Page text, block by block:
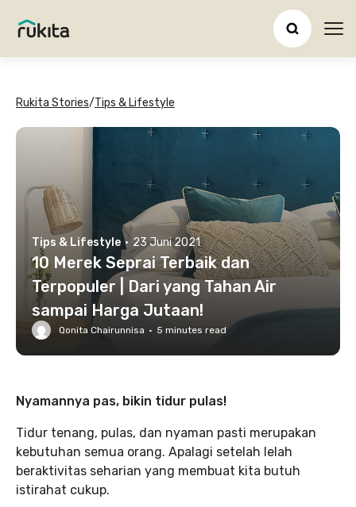
Rukita Stories/Tips & Lifestyle
Tips & Lifestyle · 23 Juni 2021
10 Merek Seprai Terbaik dan
Terpopuler | Dari yang Tahan Air
sampai Harga Jutaan!
Qonita Chairunnisa · 5 minutes read
Nyamannya pas, bikin tidur pulas!
Tidur tenang, pulas, dan nyaman pasti merupakan
kebutuhan semua orang. Apalagi setelah lelah
beraktivitas seharian yang membuat kita butuh
istirahat cukup.